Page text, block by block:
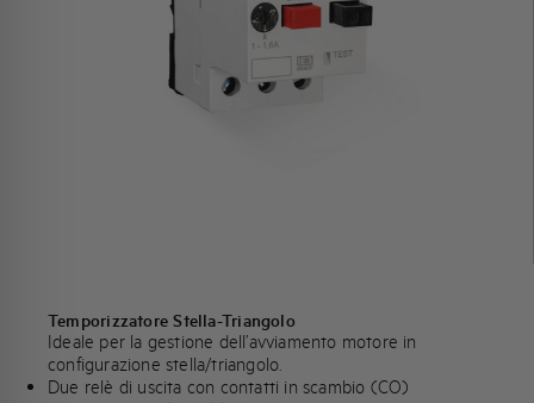
Temporizzatore Stella-Triangolo
Ideale per la gestione dell’avviamento motore in
configurazione stella/triangolo.
Due relè di uscita con contatti in scambio (CO)